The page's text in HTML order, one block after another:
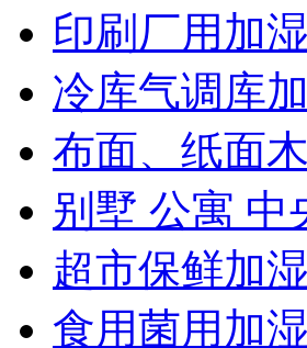
印刷厂用加
冷库气调库
布面、纸面
别墅 公寓 中
超市保鲜加
食用菌用加